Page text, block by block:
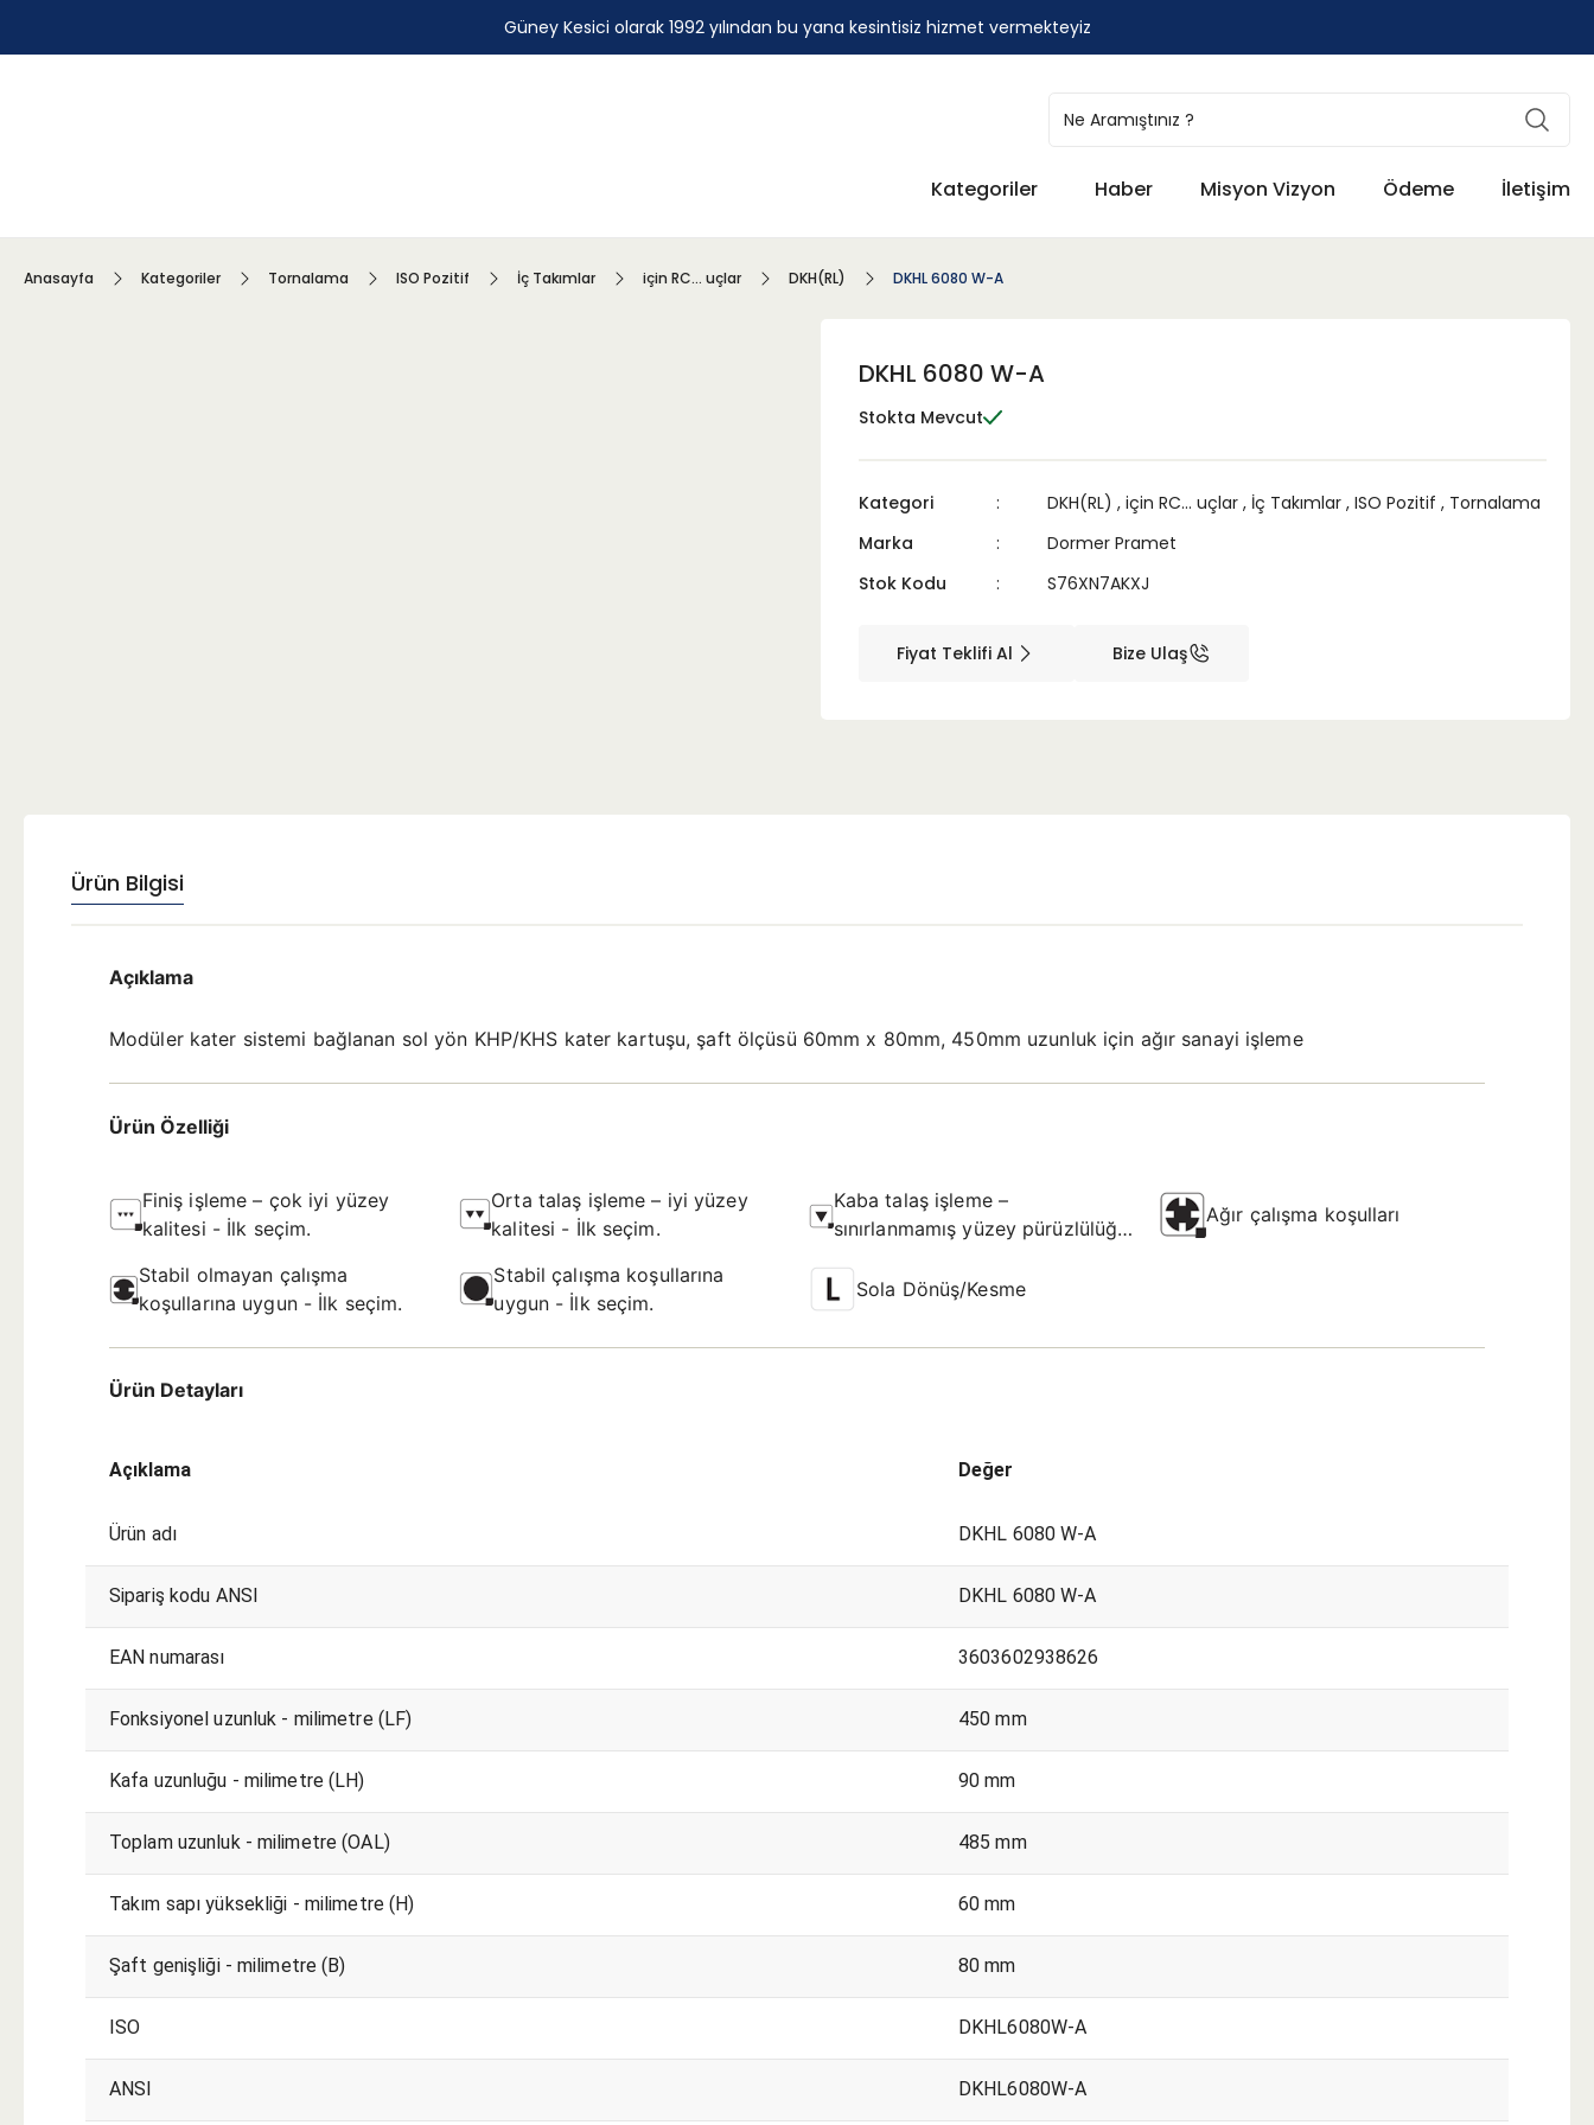
Güney Kesici olarak 1992 yılından bu yana kesintisiz hizmet vermekteyiz
Kategoriler Haber Misyon Vizyon Ödeme İletişim
Anasayfa Kategoriler Tornalama ISO Pozitif İç Takımlar için RC... uçlar DKH(RL) DKHL 6080 W-A
DKHL 6080 W-A
Stokta Mevcut
Kategori DKH(RL) , için RC... uçlar , İç Takımlar , ISO Pozitif , Tornalama
Marka
Dormer Pramet
Stok Kodu
S76XN7AKXJ
Fiyat Teklifi Al Bize Ulaş
Ürün Bilgisi
Açıklama
Modüler kater sistemi bağlanan sol yön KHP/KHS kater kartuşu, şaft ölçüsü 60mm x 80mm, 450mm uzunluk için ağır sanayi işleme
Ürün Özelliği
Finiş işleme – çok iyi yüzey
kalitesi - İlk seçim.
Orta talaş işleme – iyi yüzey
kalitesi - İlk seçim.
Kaba talaş işleme –
sınırlanmamış yüzey pürüzlülüğü
Ağır çalışma koşulları
Stabil olmayan çalışma
koşullarına uygun - İlk seçim.
Stabil çalışma koşullarına
uygun - İlk seçim.
Sola Dönüş/Kesme
Ürün Detayları
Açıklama Değer
Ürün adı DKHL 6080 W-A
Sipariş kodu ANSI DKHL 6080 W-A
EAN numarası 3603602938626
Fonksiyonel uzunluk - milimetre (LF) 450 mm
Kafa uzunluğu - milimetre (LH) 90 mm
Toplam uzunluk - milimetre (OAL) 485 mm
Takım sapı yüksekliği​​ - milimetre (H) 60 mm
Şaft genişliği - milimetre (B) 80 mm
ISO DKHL6080W-A
ANSI DKHL6080W-A